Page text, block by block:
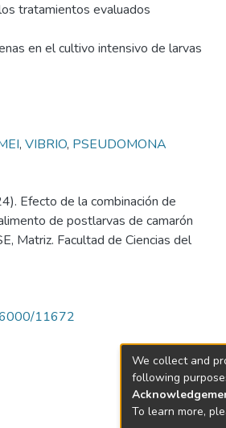
tratamientos evaluados
en el cultivo intensivo de larvas
, VIBRIO, PSEUDOMONA
Efecto de la combinación de
de postlarvas de camarón
Matriz. Facultad de Ciencias del
11672
We collect and
following
To learn more,